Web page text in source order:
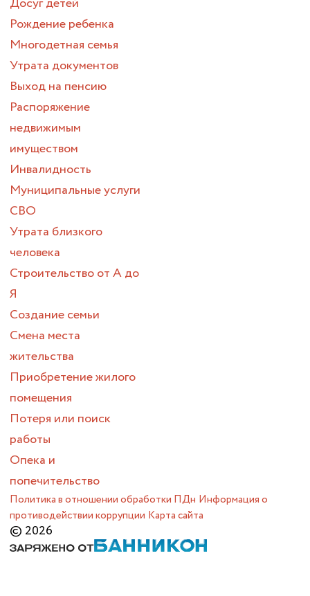
Рождение ребенка
Многодетная семья
Утрата документов
Выход на пенсию
Распоряжение
недвижимым
имуществом
Инвалидность
Муниципальные услуги
СВО
Утрата близкого
человека
Строительство от А до
Я
Создание семьи
Смена места
жительства
Приобретение жилого
помещения
Потеря или поиск
работы
Опека и
попечительство
Политика в отношении обработки ПДн Информация о
противодействии коррупции Карта сайта
© 2026